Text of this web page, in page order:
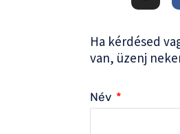
t
r
a
m
Ha kérdésed
van, üzenj
Név